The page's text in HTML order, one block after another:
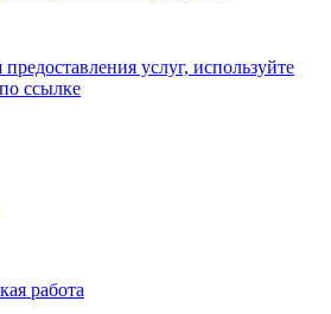
услуг, используйте
ссылке
работа